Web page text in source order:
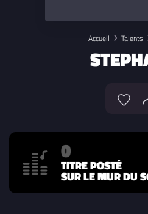
Accueil Talents
0
TITRE POSTÉ
SUR LE MUR DU